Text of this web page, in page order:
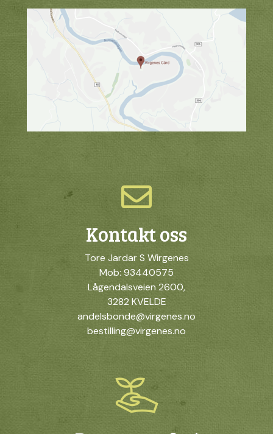
Kontakt oss
Tore Jardar S Wirgenes
Mob: 93440575
Lågendalsveien 2600,
3282 KVELDE
andelsbonde@virgenes.no
bestilling@virgenes.no